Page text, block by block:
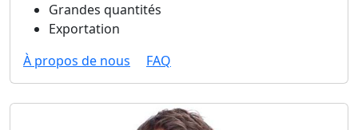
Grandes quantités
Exportation
À propos de nous
FAQ